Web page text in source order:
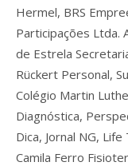
Hermel, BRS
Participações Ltda.
de Estrela
Rückert Personal,
Colégio Martin
Diagnóstica,
Dica, Jornal NG,
Camila Ferro